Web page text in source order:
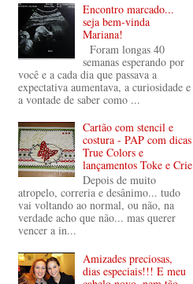
Encontro marcado...
seja bem-vinda
Mariana!
Foram longas 40
semanas esperando por
você e a cada dia que passava a
expectativa aumentava, a curiosidade e
a vontade de saber como ...
Cartão com stencil e
costura - PAP com dicas
True Colors e
lançamentos Toke e Crie
Depois de muito
atropelo, correria e desânimo... tudo
vai voltando ao normal, ou não, na
verdade acho que não... mas querer
vencer a in...
Amizades preciosas,
dias especiais!!! E meu